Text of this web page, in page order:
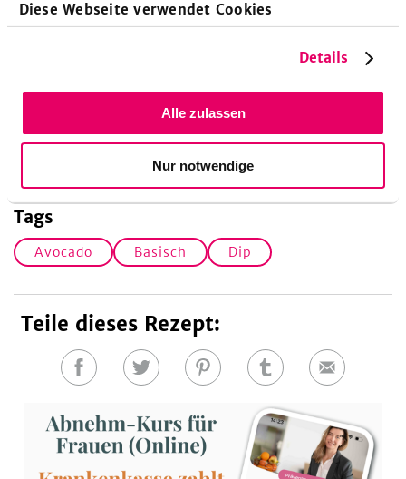
Diese Webseite verwendet Cookies
Details
Alle zulassen
Nur notwendige
Allergene
Tags
Avocado Basisch Dip
Teile dieses Rezept:
Auf
teilen
Auf
teilen
Auf
teilen
Auf
teilen
E-